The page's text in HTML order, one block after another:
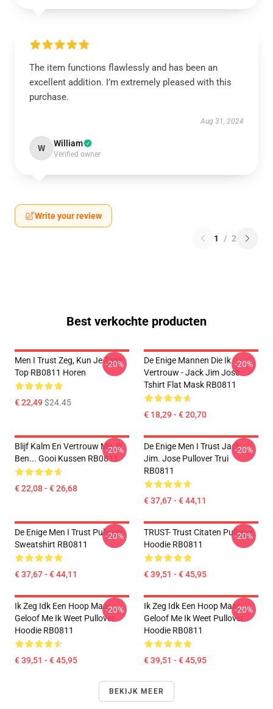
The item functions flawlessly and has been an
excellent addition. I’m extremely pleased with this
purchase.
Aug 31, 2024
W William
Verified owner
Write your review
1 / 2
Best verkochte producten
Men I Trust Zeg, Kun Je Tank
Top RB0811 Horen
€ 22,49$24.45
-20%
De Enige Mannen Die Ik
Vertrouw - Jack Jim Jose
Tshirt Flat Mask RB0811
€ 18,29 - € 20,70
-20%
Blijf Kalm En Vertrouw Me, Ik
Ben... Gooi Kussen RB0811
€ 22,08 - € 26,68
-20%
De Enige Men I Trust Jack.
Jim. Jose Pullover Trui
RB0811
€ 37,67 - € 44,11
-20%
De Enige Men I Trust Pullover
Sweatshirt RB0811
€ 37,67 - € 44,11
-20%
TRUST- Trust Citaten Pullover
Hoodie RB0811
€ 39,51 - € 45,95
-20%
Ik Zeg Idk Een Hoop Maar
Geloof Me Ik Weet Pullover
Hoodie RB0811
€ 39,51 - € 45,95
-20%
Ik Zeg Idk Een Hoop Maar
Geloof Me Ik Weet Pullover
Hoodie RB0811
€ 39,51 - € 45,95
-20%
BEKIJK MEER